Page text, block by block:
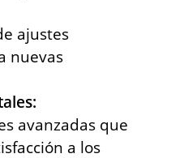
ajustes
nuevas
avanzadas que
a los